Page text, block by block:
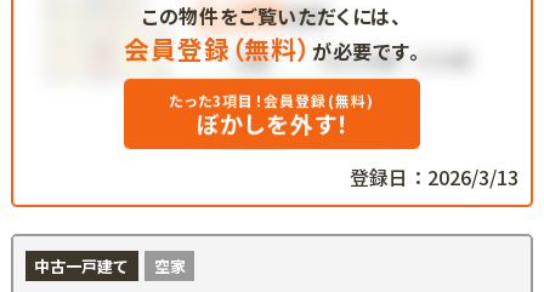
この物件をご覧いただくには、
会員登録（無料） が必要です。
たった3項目！会員登録(無料)
ぼかしを外す！
登録日：2026/3/13
中古一戸建て 空家